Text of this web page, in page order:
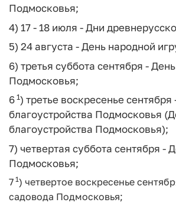
Подмосковья;
4) 17 - 18 июля - Дни
5) 24 августа - День народной
6) третья суббота сентября -
Подмосковья;
6 1) третье воскресенье сентября
благоустройства Подмосковья
благоустройства Подмосковья);
7) четвертая суббота сентября -
Подмосковья;
7 1) четвертое воскресенье
садовода Подмосковья;